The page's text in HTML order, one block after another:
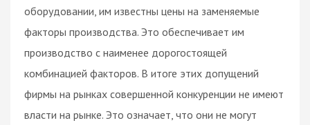
оборудовании, им известны цены на заменяемые
факторы производства. Это обеспечивает им
производство с наименее дорогостоящей
комбинацией факторов. В итоге этих допущений
фирмы на рынках совершенной конкуренции не имеют
власти на рынке. Это означает, что они не могут